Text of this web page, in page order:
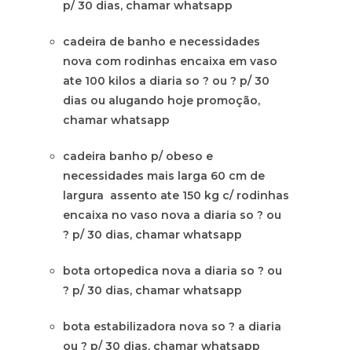
p/ 30 dias, chamar whatsapp
cadeira de banho e necessidades
nova com rodinhas encaixa em vaso
ate 100 kilos a diaria so ? ou ? p/ 30
dias ou alugando hoje promoção,
chamar whatsapp
cadeira banho p/ obeso e
necessidades mais larga 60 cm de
largura assento ate 150 kg c/ rodinhas
encaixa no vaso nova a diaria so ? ou
? p/ 30 dias, chamar whatsapp
bota ortopedica nova a diaria so ? ou
? p/ 30 dias, chamar whatsapp
bota estabilizadora nova so ? a diaria
ou ? p/ 30 dias, chamar whatsapp